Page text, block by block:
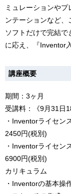
ミュレーションやプ
ンテーションなど、
ソフトだけで完結
に応え、『Inventor
講座概要
期間：3ヶ月
受講料：《9月31日
・Inventorライセ
2450円(税別)
・Inventorライセ
6900円(税別)
カリキュラム
・Inventorの基本操